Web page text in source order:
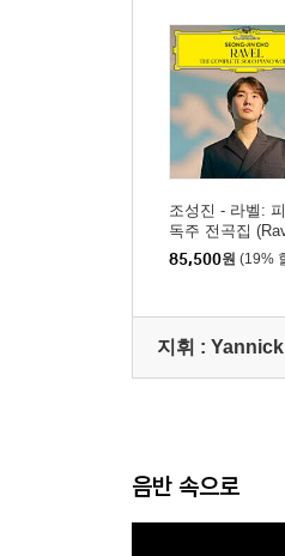
조성진 - 라벨:
독주 전곡집
e Complete Solo
Works) [3LP]
85,500원 (19%
지휘 :
음반 속으로